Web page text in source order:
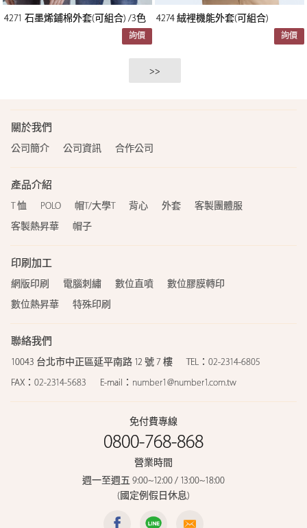
4271 石墨烯鋪棉外套(可組合) /3色
詢價
4274 絨裡機能外套(可組合)
詢價
>>
關於我們
公司簡介 公司資訊 合作公司
產品介紹
T 恤 POLO 帽T/大學T 背心 外套
客製團體服
客製熱昇華
帽子
印刷加工
網版印刷 電腦刺繡 數位直噴
數位膠膜轉印
數位熱昇華
特殊印刷
聯絡我們
10043 台北市中正區延平南路 12 號 7 樓 TEL： 02-2314-6805
FAX： 02-2314-5683 E-mail： number1@number1.com.tw
免付費專線
0800-768-868
營業時間
週一至週五 9:00~12:00 / 13:00~18:00
(國定例假日休息)